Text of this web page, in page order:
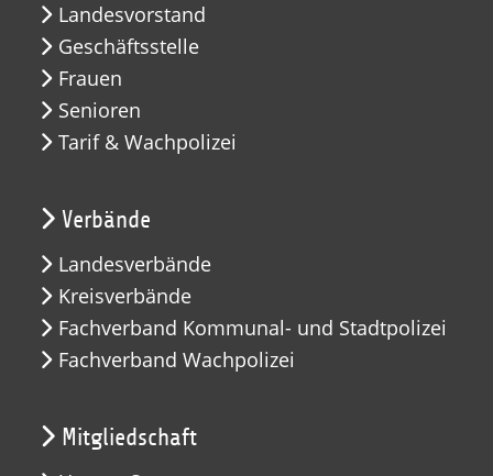
Landesvorstand
Geschäftsstelle
Frauen
Senioren
Tarif & Wachpolizei
Verbände
Landesverbände
Kreisverbände
Fachverband Kommunal- und Stadtpolizei
Fachverband Wachpolizei
Mitgliedschaft